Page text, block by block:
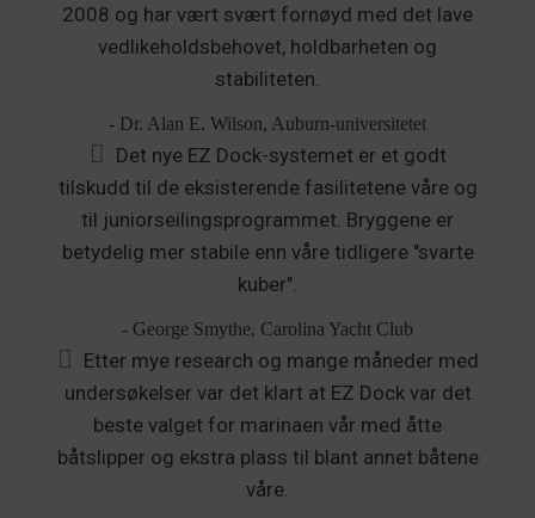
2008 og har vært svært fornøyd med det lave
vedlikeholdsbehovet, holdbarheten og
stabiliteten.
- Dr. Alan E. Wilson, Auburn-universitetet
Det nye EZ Dock-systemet er et godt
tilskudd til de eksisterende fasilitetene våre og
til juniorseilingsprogrammet. Bryggene er
betydelig mer stabile enn våre tidligere "svarte
kuber".
- George Smythe, Carolina Yacht Club
Etter mye research og mange måneder med
undersøkelser var det klart at EZ Dock var det
beste valget for marinaen vår med åtte
båtslipper og ekstra plass til blant annet båtene
våre.